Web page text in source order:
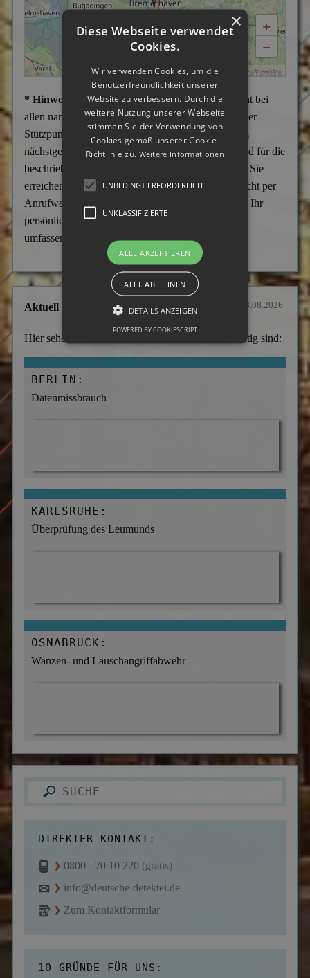
+
−
MapPress © OpenStreetMap
* Hinweis:
Wir weisen darauf hin, dass es sich nicht bei
allen namentlich aufgeführten Städten um Büros oder
Stützpunkte handelt, sondern überwiegend um vom
nächstgelegenen Stützpunkt aus ständig betreute und für die
beschriebenen Tätigkeiten aufgesuchte Einsatzorte. Sie
erreichen uns telefonisch in jedem Fall Tag und Nacht per
Anrufweiterschaltung zum Firmensitz in Gladbeck. Ihr
persönlicher Ansprechpartner kann Sie diskret und
umfassend beraten.
Aktuell im Einsatz Stand: 03.08.2026
Hier sehen Sie, an welchen Orten wir momentan tätig sind:
BERLIN:
Datenmissbrauch
KARLSRUHE:
Überprüfung des Leumunds
OSNABRÜCK:
Wanzen- und Lauschangriffabwehr
DIREKTER KONTAKT:
0800 - 70 10 220 (gratis)
info@deutsche-detektei.de
Zum Kontaktformular
10 GRÜNDE FÜR UNS:
×
Diese Webseite verwendet
Cookies.
Wir verwenden Cookies, um die
Benutzerfreundlichkeit unserer
Website zu verbessern. Durch die
weitere Nutzung unserer Webseite
stimmen Sie der Verwendung von
Cookies gemäß unserer Cookie-
Richtlinie zu. Weitere Informationen
UNBEDINGT ERFORDERLICH
UNKLASSIFIZIERTE
ALLE AKZEPTIEREN
ALLE ABLEHNEN
DETAILS ANZEIGEN
POWERED BY COOKIESCRIPT